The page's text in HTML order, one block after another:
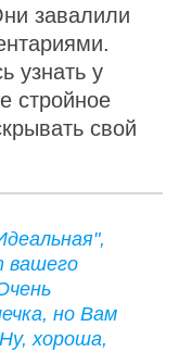
завалили
узнать у
стройное
свой
вашего
но Вам
хороша,